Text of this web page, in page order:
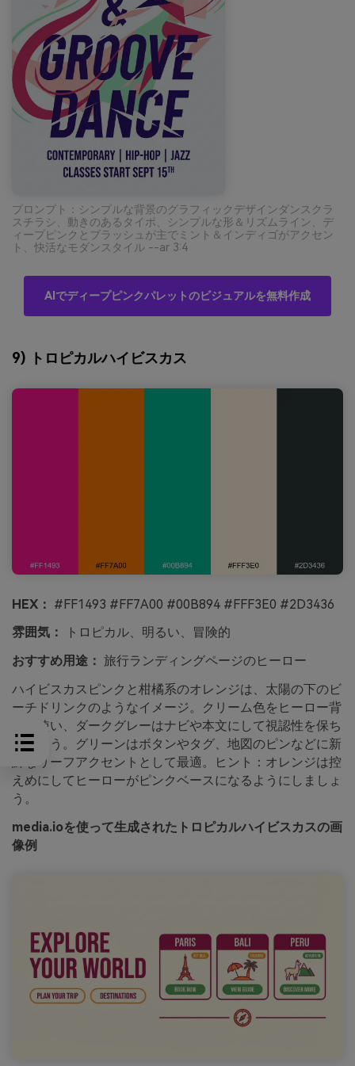
プロンプト：シンプルな背景のグラフィックデザインダンスクラ
スチラシ、動きのあるタイポ、シンプルな形＆リズムライン、デ
ィープピンクとブラッシュが主でミント＆インディゴがアクセン
ト、快活なモダンスタイル --ar 3:4
AIでディープピンクパレットのビジュアルを無料作成
9) トロピカルハイビスカス
HEX： #FF1493 #FF7A00 #00B894 #FFF3E0 #2D3436
雰囲気：
トロピカル、明るい、冒険的
おすすめ用途： 旅行ランディングページのヒーロー
ハイビスカスピンクと柑橘系のオレンジは、太陽の下のビ
ーチドリンクのようなイメージ。クリーム色をヒーロー背
景に使い、ダークグレーはナビや本文にして視認性を保ち
ましょう。グリーンはボタンやタグ、地図のピンなどに新
鮮なリーフアクセントとして最適。ヒント：オレンジは控
えめにしてヒーローがピンクベースになるようにしましょ
う。
media.ioを使って生成されたトロピカルハイビスカスの画
像例